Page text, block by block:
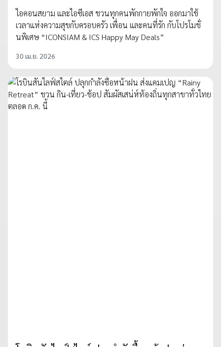
ไอคอนสยาม และไอซีเอส ชวนทุกคนพักกายพักใจ ออกมาใช้
เวลาแห่งความสุขกับครอบครัว เพื่อน และคนที่รัก กับโปรโมชั่
นพิเศษ “ICONSIAM & ICS Happy May Deals”
30 เม.ย. 2026